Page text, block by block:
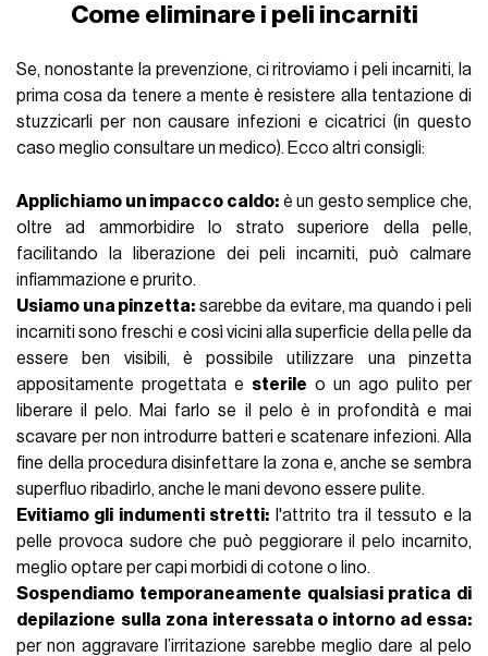
Come eliminare i peli incarniti
Se, nonostante la prevenzione, ci ritroviamo i peli incarniti, la
prima cosa da tenere a mente è resistere alla tentazione di
stuzzicarli per non causare infezioni e cicatrici (in questo
caso meglio consultare un medico). Ecco altri consigli:
Applichiamo un impacco caldo:è un gesto semplice che,
oltre ad ammorbidire lo strato superiore della pelle,
facilitando la liberazione dei peli incarniti, può calmare
infiammazione e prurito.
Usiamo una pinzetta: sarebbe da evitare, ma quando i peli
incarniti sono freschi e così vicini alla superficie della pelle da
essere ben visibili, è possibile utilizzare una pinzetta
appositamente progettata e sterile o un ago pulito per
liberare il pelo. Mai farlo se il pelo è in profondità e mai
scavare per non introdurre batteri e scatenare infezioni. Alla
fine della procedura disinfettare la zona e, anche se sembra
superfluo ribadirlo, anche le mani devono essere pulite.
Evitiamo gli indumenti stretti: l'attrito tra il tessuto e la
pelle provoca sudore che può peggiorare il pelo incarnito,
meglio optare per capi morbidi di cotone o lino.
Sospendiamo temporaneamente qualsiasi pratica di
depilazione sulla zona interessata o intorno ad essa:
per non aggravare l’irritazione sarebbe meglio dare al pelo